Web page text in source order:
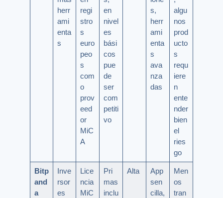
herr
ami
enta
s
regi
stro
s
euro
peo
s
com
o
prov
eed
or
MiC
A
en
nivel
es
bási
cos
pue
de
ser
com
petiti
vo
s,
herr
ami
enta
s
ava
nza
das
algu
nos
prod
ucto
s
requ
iere
n
ente
nder
bien
el
ries
go
Bitp
and
a
Inve
rsor
es
Lice
ncia
MiC
Pri
mas
inclu
Alta
App
sen
cilla,
Men
os
tran